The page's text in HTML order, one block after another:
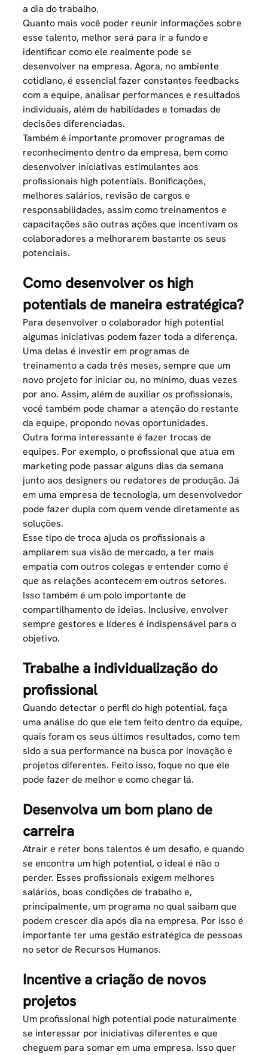
a dia do trabalho.
Quanto mais você poder reunir informações sobre
esse talento, melhor será para ir a fundo e
identificar como ele realmente pode se
desenvolver na empresa. Agora, no ambiente
cotidiano, é essencial fazer constantes feedbacks
com a equipe, analisar performances e resultados
individuais, além de habilidades e tomadas de
decisões diferenciadas.
Também é importante promover programas de
reconhecimento dentro da empresa, bem como
desenvolver iniciativas estimulantes aos
profissionais high potentials. Bonificações,
melhores salários, revisão de cargos e
responsabilidades, assim como treinamentos e
capacitações são outras ações que incentivam os
colaboradores a melhorarem bastante os seus
potenciais.
Como desenvolver os high
potentials de maneira estratégica?
Para desenvolver o colaborador high potential
algumas iniciativas podem fazer toda a diferença.
Uma delas é investir em programas de
treinamento a cada três meses, sempre que um
novo projeto for iniciar ou, no mínimo, duas vezes
por ano. Assim, além de auxiliar os profissionais,
você também pode chamar a atenção do restante
da equipe, propondo novas oportunidades.
Outra forma interessante é fazer trocas de
equipes. Por exemplo, o profissional que atua em
marketing pode passar alguns dias da semana
junto aos designers ou redatores de produção. Já
em uma empresa de tecnologia, um desenvolvedor
pode fazer dupla com quem vende diretamente as
soluções.
Esse tipo de troca ajuda os profissionais a
ampliarem sua visão de mercado, a ter mais
empatia com outros colegas e entender como é
que as relações acontecem em outros setores.
Isso também é um polo importante de
compartilhamento de ideias. Inclusive, envolver
sempre gestores e líderes é indispensável para o
objetivo.
Trabalhe a individualização do
profissional
Quando detectar o perfil do high potential, faça
uma análise do que ele tem feito dentro da equipe,
quais foram os seus últimos resultados, como tem
sido a sua performance na busca por inovação e
projetos diferentes. Feito isso, foque no que ele
pode fazer de melhor e como chegar lá.
Desenvolva um bom plano de
carreira
Atrair e reter bons talentos é um desafio, e quando
se encontra um high potential, o ideal é não o
perder. Esses profissionais exigem melhores
salários, boas condições de trabalho e,
principalmente, um programa no qual saibam que
podem crescer dia após dia na empresa. Por isso é
importante ter uma gestão estratégica de pessoas
no setor de Recursos Humanos.
Incentive a criação de novos
projetos
Um profissional high potential pode naturalmente
se interessar por iniciativas diferentes e que
cheguem para somar em uma empresa. Isso quer